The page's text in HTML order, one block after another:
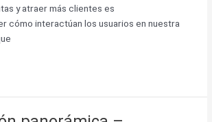
y atraer más clientes es
cómo interactúan los usuarios en nuestra